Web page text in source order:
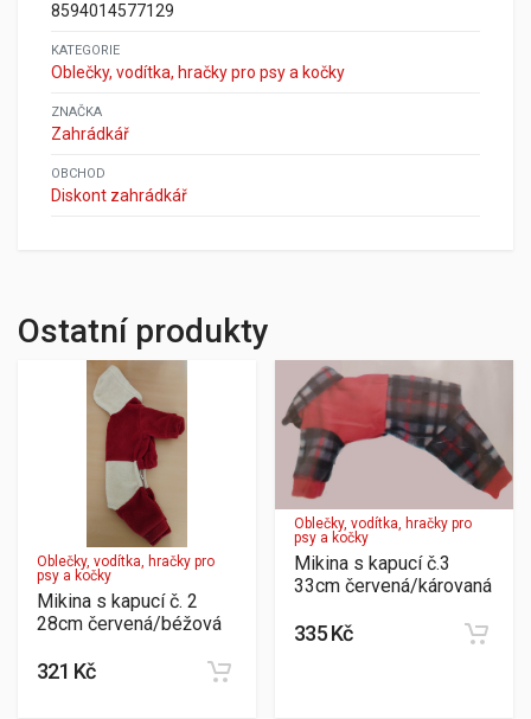
8594014577129
KATEGORIE
Oblečky, vodítka, hračky pro psy a kočky
ZNAČKA
Zahrádkář
OBCHOD
Diskont zahrádkář
Ostatní produkty
Oblečky, vodítka, hračky pro
psy a kočky
Mikina s kapucí č. 2
28cm červená/béžová
321 Kč
Oblečky, vodítka, hračky pro
psy a kočky
Mikina s kapucí č.3
33cm červená/károvaná
335 Kč